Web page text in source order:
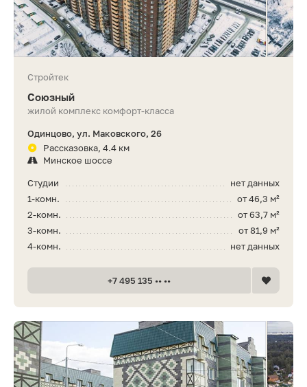
Стройтек
Союзный
жилой комплекс комфорт-класса
Одинцово, ул. Маковского, 26
Рассказовка, 4.4 км
Минское шоссе
нет данных
Студии
от 46,3 м²
1-комн.
от 63,7 м²
2-комн.
от 81,9 м²
3-комн.
нет данных
4-комн.
+7 495 135 •• ••